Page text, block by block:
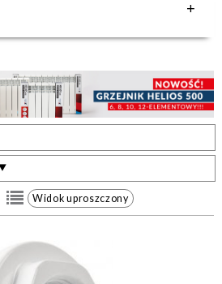
Widok uproszczony